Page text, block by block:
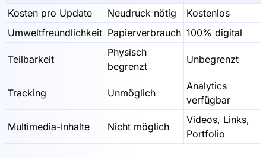
Kosten pro Update
Neudruck nötig
Kostenlos
Umweltfreundlichkeit Papierverbrauch 100% digital
Teilbarkeit
Physisch
begrenzt
Unbegrenzt
Tracking Unmöglich
Analytics
verfügbar
Multimedia-Inhalte Nicht möglich
Videos, Links,
Portfolio